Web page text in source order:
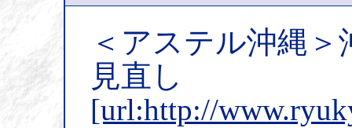
＜アステル沖縄
見直し
[url:http://